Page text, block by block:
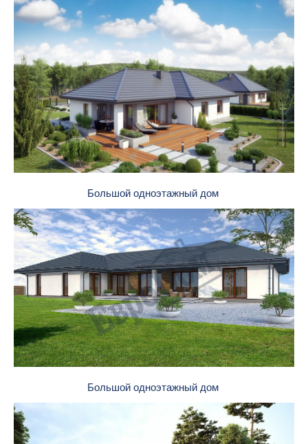
Большой одноэтажный дом
Большой одноэтажный дом